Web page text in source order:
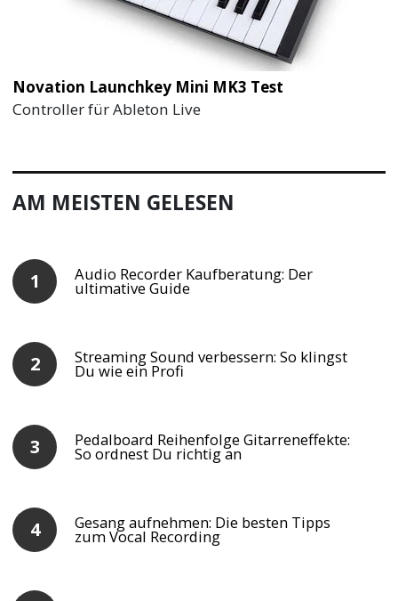
Novation Launchkey Mini MK3 Test
Controller für Ableton Live
AM MEISTEN GELESEN
Audio Recorder Kaufberatung: Der
ultimative Guide
Streaming Sound verbessern: So klingst
Du wie ein Profi
Pedalboard Reihenfolge Gitarreneffekte:
So ordnest Du richtig an
Gesang aufnehmen: Die besten Tipps
zum Vocal Recording